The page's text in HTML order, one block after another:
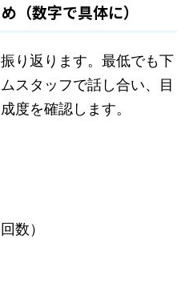
（数字で具体に）
り返ります。最低でも下
スタッフで話し合い、目
度を確認します。
数）